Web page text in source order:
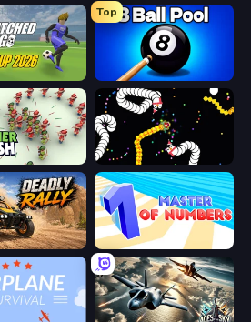
Top
Worms.io
Master of Numbers